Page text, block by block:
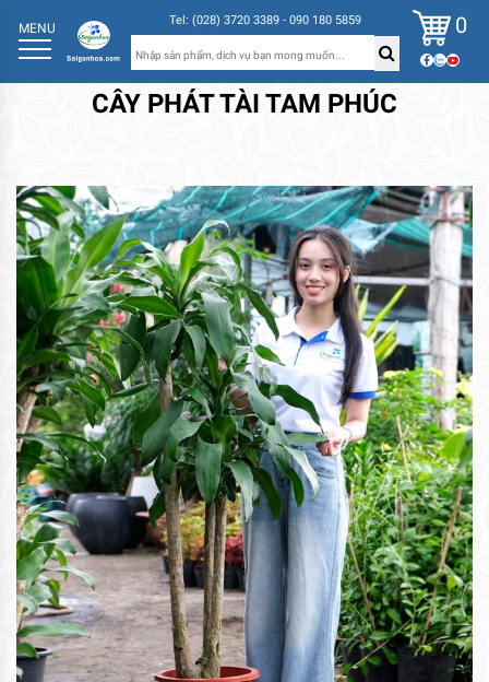
MENU Tel: (028) 3720 3389 - 090 180 5859 0
CÂY PHÁT TÀI TAM PHÚC